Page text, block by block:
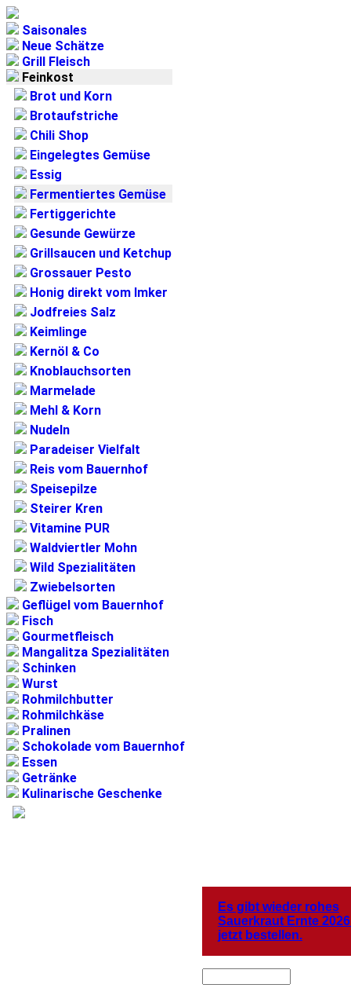
Saisonales
Neue Schätze
Grill Fleisch
Feinkost
Brot und Korn
Brotaufstriche
Chili Shop
Eingelegtes Gemüse
Essig
Fermentiertes Gemüse
Fertiggerichte
Gesunde Gewürze
Grillsaucen und Ketchup
Grossauer Pesto
Honig direkt vom Imker
Jodfreies Salz
Keimlinge
Kernöl & Co
Knoblauchsorten
Marmelade
Mehl & Korn
Nudeln
Paradeiser Vielfalt
Reis vom Bauernhof
Speisepilze
Steirer Kren
Vitamine PUR
Waldviertler Mohn
Wild Spezialitäten
Zwiebelsorten
Geflügel vom Bauernhof
Fisch
Gourmetfleisch
Mangalitza Spezialitäten
Schinken
Wurst
Rohmilchbutter
Rohmilchkäse
Pralinen
Schokolade vom Bauernhof
Essen
Getränke
Kulinarische Geschenke
Es gibt wieder rohes
Sauerkraut Ernte
jetzt bestellen.